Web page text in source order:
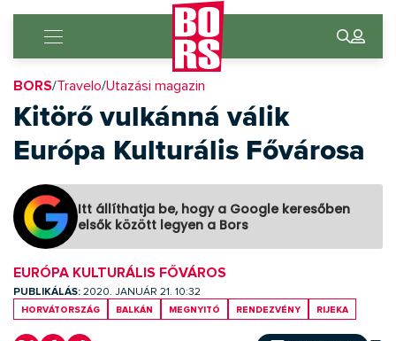
BORS/Travelo/Utazási magazin
Kitörő vulkánná válik
Európa Kulturális Fővárosa
Itt állíthatja be, hogy a Google keresőben
elsők között legyen a Bors
EURÓPA KULTURÁLIS FŐVÁROS
PUBLIKÁLÁS: 2020. JANUÁR 21. 10:32
Horvátország
Balkán megnyitó rendezvény Rijeka